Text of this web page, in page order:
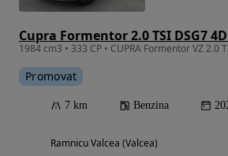
Cupra Formentor 2.0 TSI DSG7
1984 cm3 • 333 CP • CUPRA Formentor VZ 2.0
Promovat
7 km Benzina
Ramnicu Valcea (Valcea)